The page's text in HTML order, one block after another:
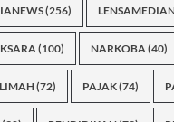
(256)
(100) NARKOBA(40)
(72) PAJAK(74)